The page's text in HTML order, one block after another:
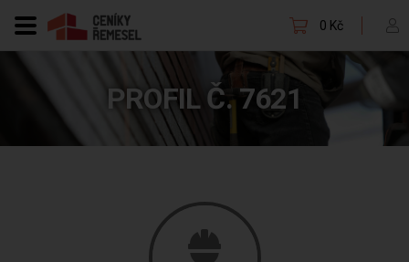
0 Kč
PROFIL Č. 7621